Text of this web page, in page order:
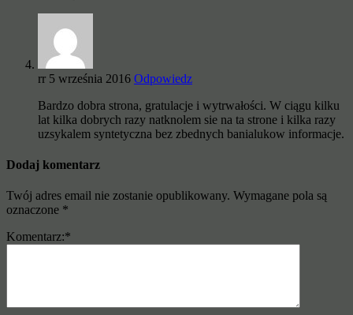
rr 5 września 2016 Odpowiedz
Bardzo dobra strona, gratulacje i wytrwałości. W ciągu kilku
lat kilka dobrych razy natknolem sie na ta strone i kilka razy
uzsykalem syntetyczna bez zbednych banialukow informacje.
Dodaj komentarz
Twój adres email nie zostanie opublikowany. Wymagane pola są
oznaczone *
Komentarz:*